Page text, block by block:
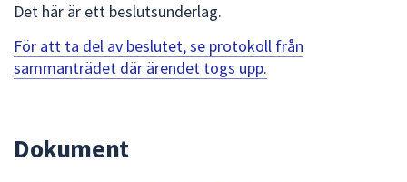
för
att
navigera
Det här är ett beslutsunderlag.
För att ta del av beslutet, se protokoll från
sammanträdet där ärendet togs upp.
Dokument